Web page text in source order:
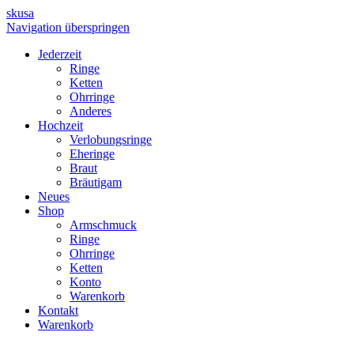
skusa
Navigation überspringen
Jederzeit
Ringe
Ketten
Ohrringe
Anderes
Hochzeit
Verlobungsringe
Eheringe
Braut
Bräutigam
Neues
Shop
Armschmuck
Ringe
Ohrringe
Ketten
Konto
Warenkorb
Kontakt
Warenkorb